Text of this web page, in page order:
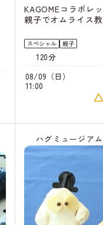
KAGOMEコラボ
親子でオムライス
スペシャル 親子
120分
08/09（日）
11:00
ハグミュージアム